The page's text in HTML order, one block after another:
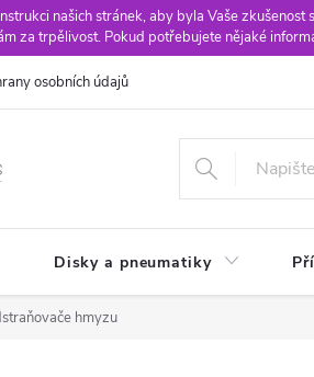
našich stránek, aby byla Vaše
za trpělivost. Pokud potřebujete nějaké
osobních údajů
Disky a pneumatiky
hmyzu